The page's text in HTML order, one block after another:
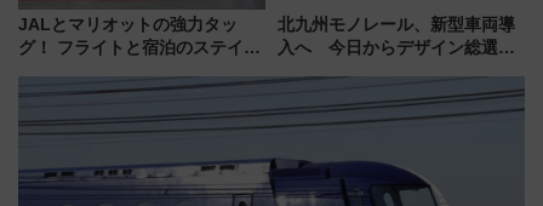
JALとマリオットの強力タッ
グ！ フライトと宿泊のステイタ
上級会員資格を効率よく獲得す
る方法を解説
北九州モノレール、新型車両導
入へ 今日からデザイン総選挙